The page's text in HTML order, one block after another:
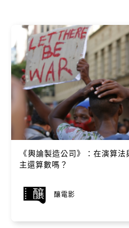
《輿論製造公司》：在演算
主還算數嗎？
釀電影